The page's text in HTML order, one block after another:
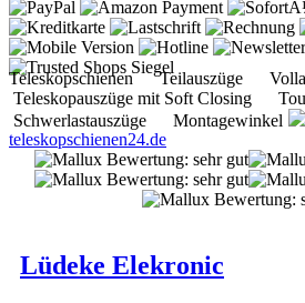
Teleskopschienen Teilauszüge
Teleskopauszüge mit Soft Closing
Schwerlastauszüge Montagewinkel
teleskopschienen24.de
Lüdeke Elekronic